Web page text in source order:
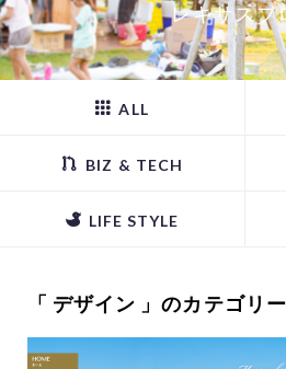
レキサスブ
ALL
BIZ & TECH
LIFE STYLE
「 デザイン 」のカテゴリ